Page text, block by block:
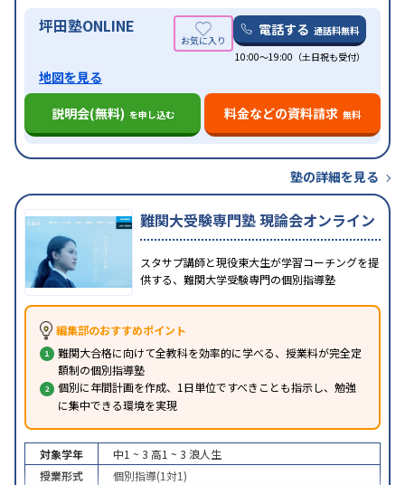
坪田塾ONLINE 電話する 通話料無料
10:00～19:00（土日祝も受付）
地図を見る
説明会(無料) を申し込む 料金などの資料請求 無料
塾の詳細を見る
難関大受験専門塾 現論会オンライン
スタサプ講師と現役東大生が学習コーチングを提
供する、難関大学受験専門の個別指導塾
編集部のおすすめポイント
難関大合格に向けて全教科を効率的に学べる、授業料が完全定
額制の個別指導塾
個別に年間計画を作成、1日単位ですべきことも指示し、勉強
に集中できる環境を実現
対象学年 中1 ~ 3 高1 ~ 3 浪人生
授業形式
個別指導(1対1)